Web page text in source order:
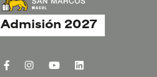
Admisión 2027